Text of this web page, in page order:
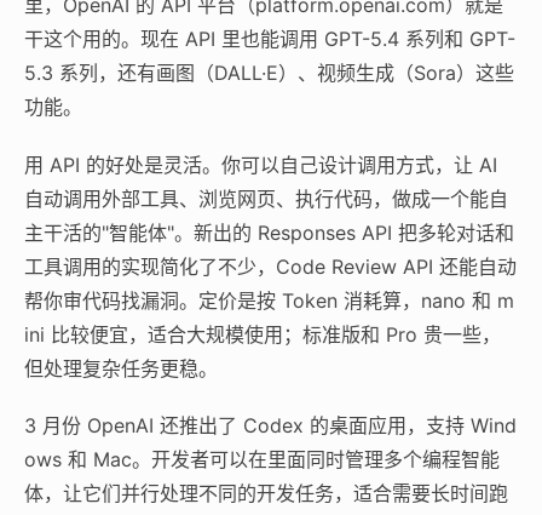
里，OpenAI 的 API 平台（platform.openai.com）就是
干这个用的。现在 API 里也能调用 GPT-5.4 系列和 GPT-
5.3 系列，还有画图（DALL·E）、视频生成（Sora）这些
功能。
用 API 的好处是灵活。你可以自己设计调用方式，让 AI
自动调用外部工具、浏览网页、执行代码，做成一个能自
主干活的"智能体"。新出的 Responses API 把多轮对话和
工具调用的实现简化了不少，Code Review API 还能自动
帮你审代码找漏洞。定价是按 Token 消耗算，nano 和 m
ini 比较便宜，适合大规模使用；标准版和 Pro 贵一些，
但处理复杂任务更稳。
3 月份 OpenAI 还推出了 Codex 的桌面应用，支持 Wind
ows 和 Mac。开发者可以在里面同时管理多个编程智能
体，让它们并行处理不同的开发任务，适合需要长时间跑